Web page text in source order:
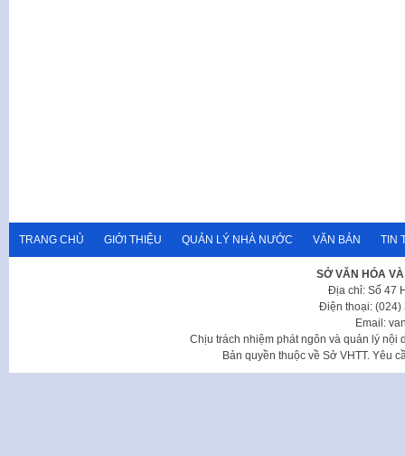
TRANG CHỦ GIỚI THIỆU QUẢN LÝ NHÀ NƯỚC VĂN BẢN TIN
SỞ VĂN HÓA
Địa chỉ: Số 47
Điện thoại: (024)
Email:
Chịu trách nhiệm phát ngôn và quản lý nội
Bản quyền thuộc về Sở VHTT. Yêu